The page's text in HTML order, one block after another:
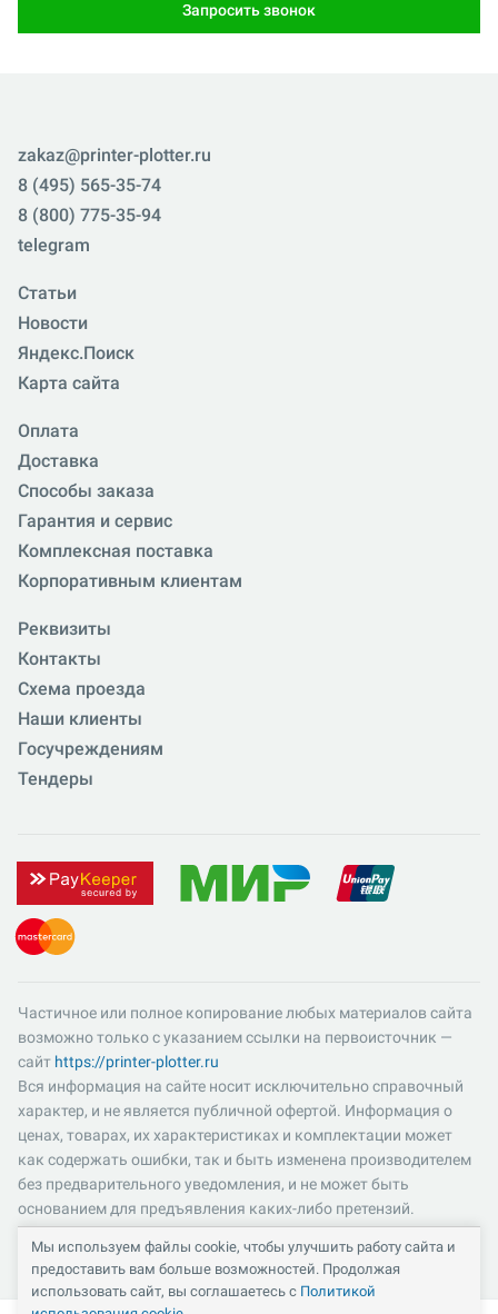
Запросить звонок
zakaz@printer-plotter.ru
8 (495) 565-35-74
8 (800) 775-35-94
telegram
Статьи
Новости
Яндекс.Поиск
Карта сайта
Оплата
Доставка
Способы заказа
Гарантия и сервис
Комплексная поставка
Корпоративным клиентам
Реквизиты
Контакты
Схема проезда
Наши клиенты
Госучреждениям
Тендеры
Частичное или полное копирование любых материалов сайта
возможно только с указанием ссылки на первоисточник —
сайт https://printer-plotter.ru
Вся информация на сайте носит исключительно справочный
характер, и не является публичной офертой. Информация о
ценах, товарах, их характеристиках и комплектации может
как содержать ошибки, так и быть изменена производителем
без предварительного уведомления, и не может быть
основанием для предъявления каких-либо претензий.
Пожалуйста, уточняйте существенные для вас характеристики
и компоненты комплектации товаров. Все цены указаны в
российских рублях и включают в себя НДС 22%.
Мы используем файлы cookie, чтобы улучшить работу сайта и
предоставить вам больше возможностей. Продолжая
использовать сайт, вы соглашаетесь с Политикой